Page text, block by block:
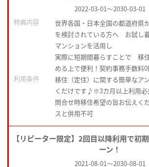
2022-03-01～2030-03-01
特典内容
世界各国・日本全国の都道府県
を検討されている方へ お試し
マンションを活用し
実際に短期間暮らすことで 移
める上で便利！契約事務手数料0
利用条件
移住（定住）に関する簡単なア
くだけです♪※3カ月以上利用
問合せ時移住希望の旨お伝えく
スと併用不可
【リピーター限定】2回目以降利用で初
ーン！
2021-08-01～2030-08-01